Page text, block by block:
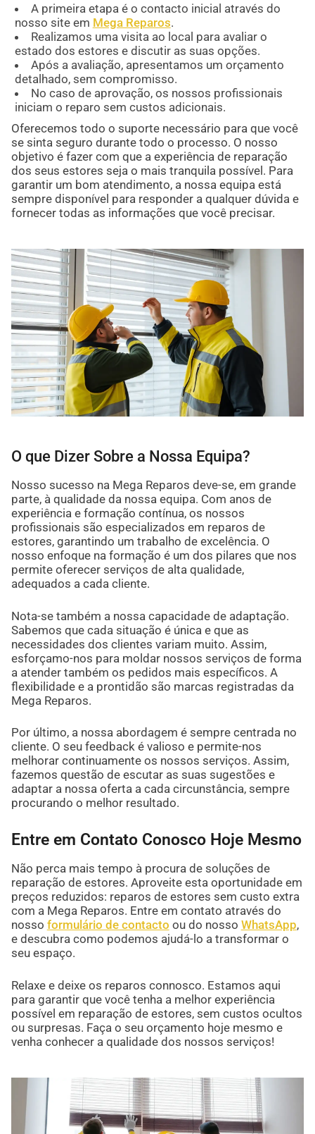
A primeira etapa é o contacto inicial através do
nosso site em Mega Reparos.
Realizamos uma visita ao local para avaliar o
estado dos estores e discutir as suas opções.
Após a avaliação, apresentamos um orçamento
detalhado, sem compromisso.
No caso de aprovação, os nossos profissionais
iniciam o reparo sem custos adicionais.
Oferecemos todo o suporte necessário para que você
se sinta seguro durante todo o processo. O nosso
objetivo é fazer com que a experiência de reparação
dos seus estores seja o mais tranquila possível. Para
garantir um bom atendimento, a nossa equipa está
sempre disponível para responder a qualquer dúvida e
fornecer todas as informações que você precisar.
O que Dizer Sobre a Nossa Equipa?
Nosso sucesso na Mega Reparos deve-se, em grande
parte, à qualidade da nossa equipa. Com anos de
experiência e formação contínua, os nossos
profissionais são especializados em reparos de
estores, garantindo um trabalho de excelência. O
nosso enfoque na formação é um dos pilares que nos
permite oferecer serviços de alta qualidade,
adequados a cada cliente.
Nota-se também a nossa capacidade de adaptação.
Sabemos que cada situação é única e que as
necessidades dos clientes variam muito. Assim,
esforçamo-nos para moldar nossos serviços de forma
a atender também os pedidos mais específicos. A
flexibilidade e a prontidão são marcas registradas da
Mega Reparos.
Por último, a nossa abordagem é sempre centrada no
cliente. O seu feedback é valioso e permite-nos
melhorar continuamente os nossos serviços. Assim,
fazemos questão de escutar as suas sugestões e
adaptar a nossa oferta a cada circunstância, sempre
procurando o melhor resultado.
Entre em Contato Conosco Hoje Mesmo
Não perca mais tempo à procura de soluções de
reparação de estores. Aproveite esta oportunidade em
preços reduzidos: reparos de estores sem custo extra
com a Mega Reparos. Entre em contato através do
nosso formulário de contacto ou do nosso WhatsApp,
e descubra como podemos ajudá-lo a transformar o
seu espaço.
Relaxe e deixe os reparos connosco. Estamos aqui
para garantir que você tenha a melhor experiência
possível em reparação de estores, sem custos ocultos
ou surpresas. Faça o seu orçamento hoje mesmo e
venha conhecer a qualidade dos nossos serviços!